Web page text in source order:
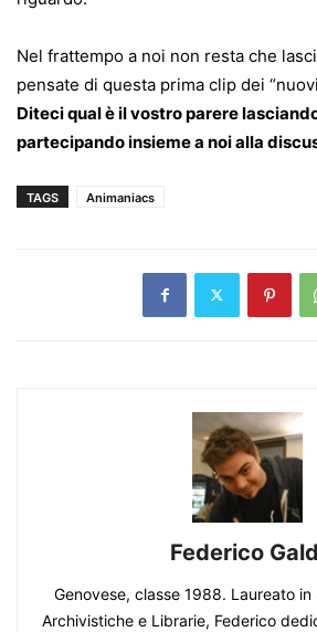
Nel frattempo a noi non resta che
pensate di questa prima clip dei
Diteci qual è il vostro parere
partecipando insieme a noi alla
TAGS Animaniacs
Federico
Genovese, classe 1988. Laureato
Archivistiche e Librarie, Federico